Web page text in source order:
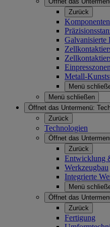
Zurück
Galvanisierte
Einpresszonen
Metall-
Menü
Menü schließen
Öffnet das Untermenü:
Zurück
Technologien
Öffnet das
Zurück
Entwicklung
Werkzeugbau
Integrierte
Menü
Öffnet das
Zurück
Fertigung